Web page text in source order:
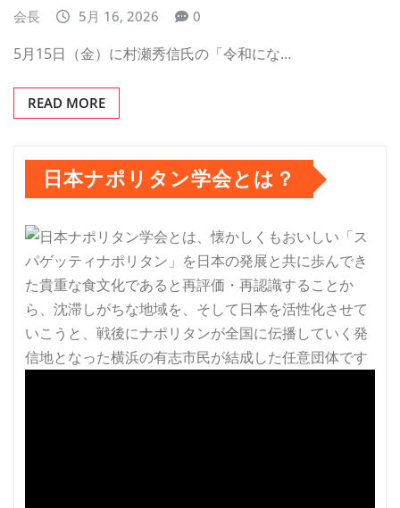
会長 5月 16, 2026 0
5月15日（金）に村瀬秀信氏の「令和にな…
READ MORE
日本ナポリタン学会とは？